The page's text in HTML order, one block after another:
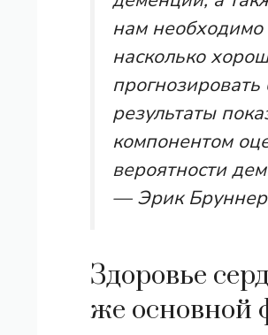
нам необходимо
насколько
результаты
компонентом
вероятности
— Эрик
Здоровье
же основной